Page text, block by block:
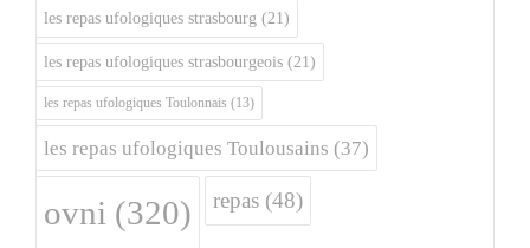
les repas ufologiques strasbourg (21)
les repas ufologiques strasbourgeois (21)
les repas ufologiques Toulonnais (13)
les repas ufologiques Toulousains (37)
ovni (320) repas (48)